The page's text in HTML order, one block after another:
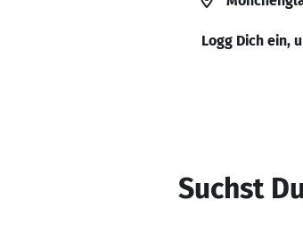
Logg Dich ein,
Suchst